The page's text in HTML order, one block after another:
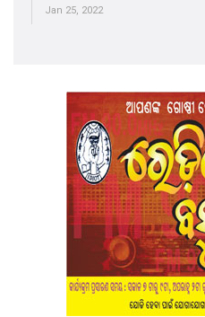
Jan 25, 2022